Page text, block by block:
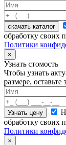
скачать каталог
обработку своих
Политики
×
Узнать стомость
Чтобы узнать
размере, оставьте
обработку своих
Политики
×